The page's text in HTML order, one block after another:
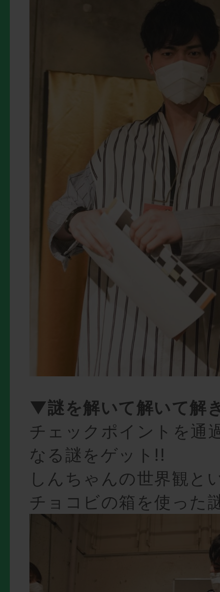
▼謎を解いて解いて解
チェックポイントを通
なる謎をゲット!!
しんちゃんの世界観と
チョコビの箱を使った